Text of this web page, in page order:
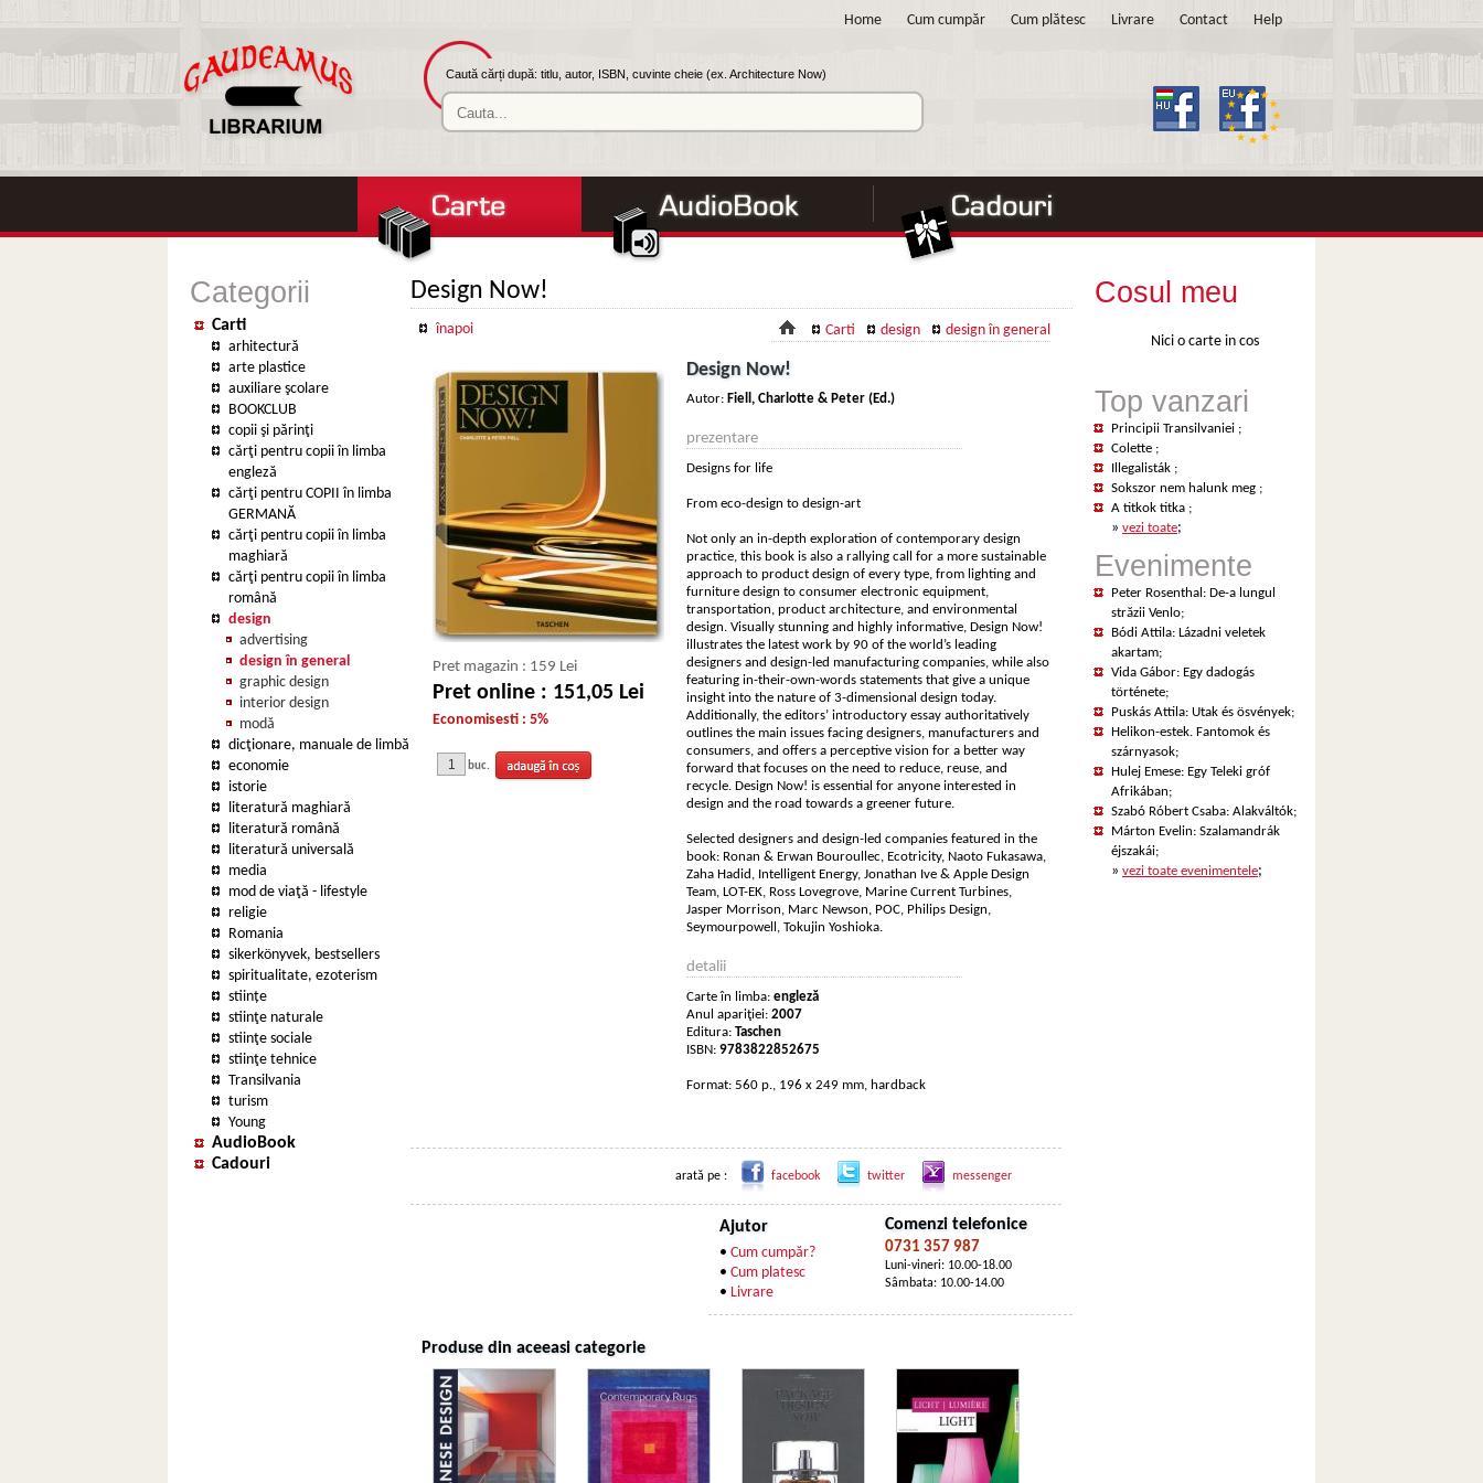
Home Cum cumpăr Cum plătesc Livrare Contact Help
Caută cărți după: titlu, autor, ISBN, cuvinte cheie (ex. Architecture Now)
Categorii
Carti
arhitectură
arte plastice
auxiliare şcolare
BOOKCLUB
copii şi părinţi
cărţi pentru copii în limba
engleză
cărţi pentru COPII în limba
GERMANĂ
cărţi pentru copii în limba
maghiară
cărţi pentru copii în limba
română
design
advertising
design în general
graphic design
interior design
modă
dicţionare, manuale de limbă
economie
istorie
literatură maghiară
literatură română
literatură universală
media
mod de viaţă - lifestyle
religie
Romania
sikerkönyvek, bestsellers
spiritualitate, ezoterism
stiințe
stiinţe naturale
stiinţe sociale
stiinţe tehnice
Transilvania
turism
Young
AudioBook
Cadouri
Design Now!
înapoi Carti design design în general
Pret magazin : 159 Lei
Pret online : 151,05 Lei
Economisesti : 5%
buc.
Design Now!
Autor: Fiell, Charlotte & Peter (Ed.)
prezentare
Designs for life
From eco-design to design-art
Not only an in-depth exploration of contemporary design
practice, this book is also a rallying call for a more sustainable
approach to product design of every type, from lighting and
furniture design to consumer electronic equipment,
transportation, product architecture, and environmental
design. Visually stunning and highly informative, Design Now!
illustrates the latest work by 90 of the world’s leading
designers and design-led manufacturing companies, while also
featuring in-their-own-words statements that give a unique
insight into the nature of 3-dimensional design today.
Additionally, the editors’ introductory essay authoritatively
outlines the main issues facing designers, manufacturers and
consumers, and offers a perceptive vision for a better way
forward that focuses on the need to reduce, reuse, and
recycle. Design Now! is essential for anyone interested in
design and the road towards a greener future.
Selected designers and design-led companies featured in the
book: Ronan & Erwan Bouroullec, Ecotricity, Naoto Fukasawa,
Zaha Hadid, Intelligent Energy, Jonathan Ive & Apple Design
Team, LOT-EK, Ross Lovegrove, Marine Current Turbines,
Jasper Morrison, Marc Newson, POC, Philips Design,
Seymourpowell, Tokujin Yoshioka.
detalii
Carte în limba: engleză
Anul apariţiei: 2007
Editura: Taschen
ISBN: 9783822852675
Format: 560 p., 196 x 249 mm, hardback
arată pe : facebook twitter messenger
Ajutor
• Cum cumpăr?
• Cum platesc
• Livrare
Comenzi telefonice
0731 357 987
Luni-vineri: 10.00-18.00
Sâmbata: 10.00-14.00
Produse din aceeasi categorie
Cosul meu
Nici o carte in cos
Top vanzari
Principii Transilvaniei ;
Colette ;
Illegalisták ;
Sokszor nem halunk meg ;
A titkok titka ;
» vezi toate;
Evenimente
Peter Rosenthal: De-a lungul
străzii Venlo;
Bódi Attila: Lázadni veletek
akartam;
Vida Gábor: Egy dadogás
története;
Puskás Attila: Utak és ösvények;
Helikon-estek. Fantomok és
szárnyasok;
Hulej Emese: Egy Teleki gróf
Afrikában;
Szabó Róbert Csaba: Alakváltók;
Márton Evelin: Szalamandrák
éjszakái;
» vezi toate evenimentele;